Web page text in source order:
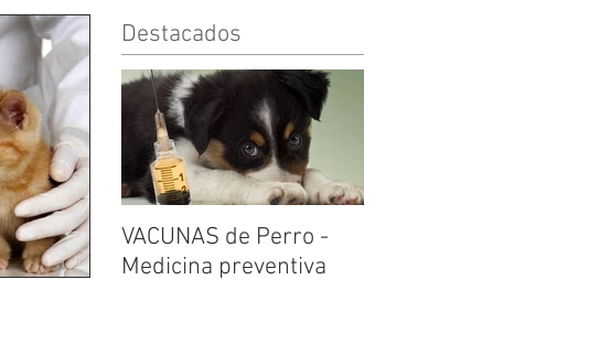
Destacados
VACUNAS de Perro -
Medicina preventiva